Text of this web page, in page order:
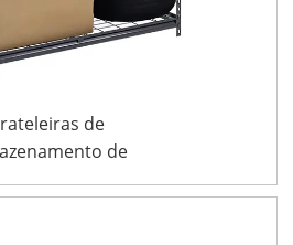
de
de
de arame para